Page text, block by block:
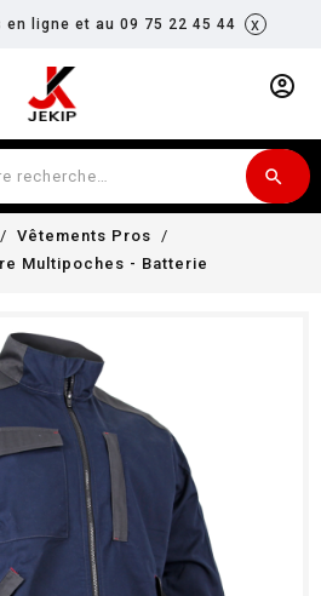
en ligne et au 09 75 22 45 44 x
account_circle
search
Vêtements Pros
Multipoches - Batterie